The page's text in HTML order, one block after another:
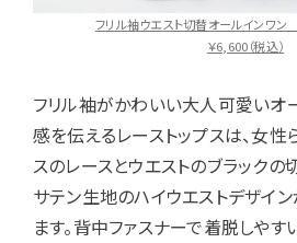
フリル袖ウエスト切替オールインワ
￥6,600（税込）
フリル袖がかわいい大人可愛いオ
感を伝えるレーストップスは、女性
スのレースとウエストのブラックの
サテン生地のハイウエストデザイ
ます。背中ファスナーで着脱しや